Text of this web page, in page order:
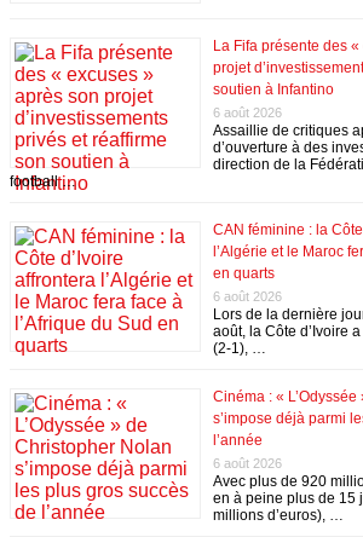
La Fifa présente des
projet
soutien à Infantino
6 août 2026
Assaillie de critiques
d’ouverture à des
direction de la
football …
CAN féminine : la
l’Algérie et le Maroc
en quarts
6 août 2026
Lors de la dernière
août, la Côte d’Ivoire
(2-1), …
Cinéma : «
s’impose déjà parmi
l’année
6 août 2026
Avec plus de 920
en à peine plus de 15
millions d’euros), …